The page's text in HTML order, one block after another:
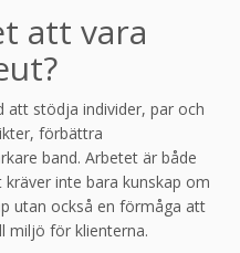
att vara
att stödja individer, par och
förbättra
band. Arbetet är både
inte bara kunskap om
utan också en förmåga att
miljö för klienterna.